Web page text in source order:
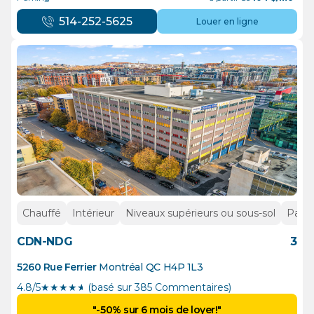
514-252-5625 Louer en ligne
Chauffé Intérieur Niveaux supérieurs ou sous-sol
CDN-NDG 3
5260 Rue Ferrier Montréal QC H4P 1L3
4.8/5★★★★½ (basé sur 385 Commentaires)
"-50% sur 6 mois de loyer!"